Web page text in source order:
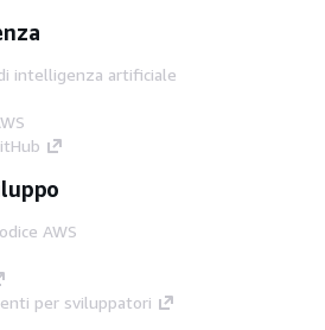
intelligenza artificiale
AWS
per sviluppatori